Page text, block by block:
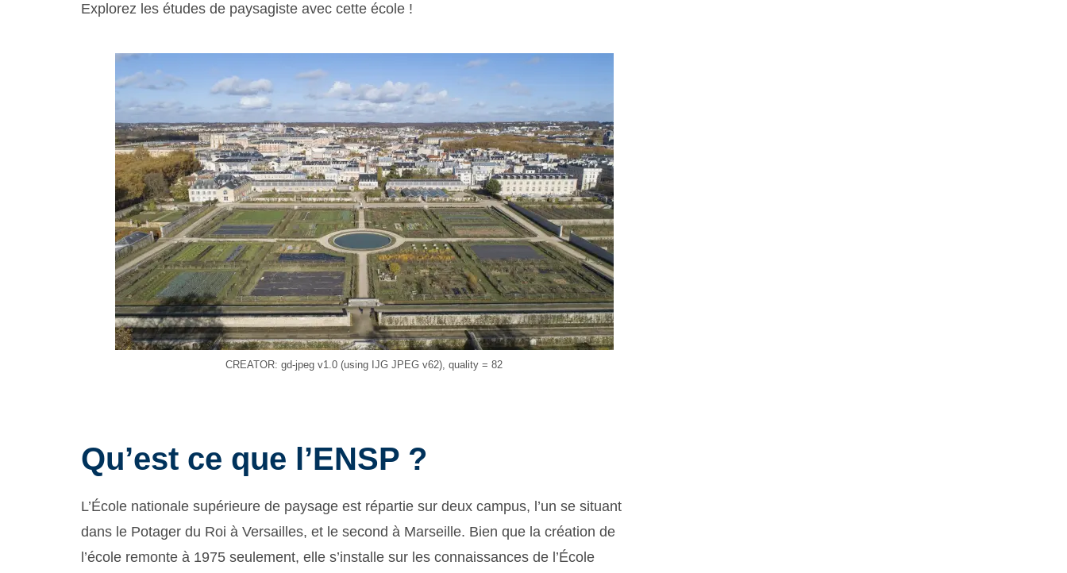
Explorez les études de paysagiste avec cette école !
CREATOR: gd-jpeg v1.0 (using IJG JPEG v62), quality = 82
Qu’est ce que l’ENSP ?
L’École nationale supérieure de paysage est répartie sur deux campus, l’un se situant
dans le Potager du Roi à Versailles, et le second à Marseille. Bien que la création de
l’école remonte à 1975 seulement, elle s’installe sur les connaissances de l’École